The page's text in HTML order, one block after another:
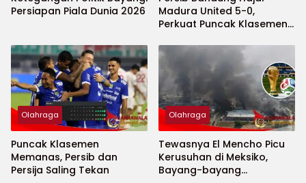
Persiapan Piala Dunia 2026
Madura United 5-0,
Perkuat Puncak Klasemen
Olahraga
Puncak Klasemen
Memanas, Persib dan
Persija Saling Tekan
Olahraga
Tewasnya El Mencho Picu
Kerusuhan di Meksiko,
Bayang-bayang